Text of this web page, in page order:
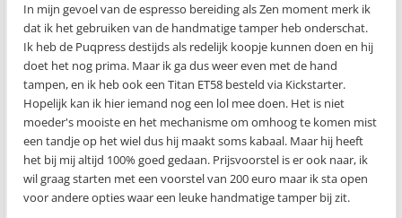
In mijn gevoel van de espresso bereiding als Zen moment merk ik
dat ik het gebruiken van de handmatige tamper heb onderschat.
Ik heb de Puqpress destijds als redelijk koopje kunnen doen en hij
doet het nog prima. Maar ik ga dus weer even met de hand
tampen, en ik heb ook een Titan ET58 besteld via Kickstarter.
Hopelijk kan ik hier iemand nog een lol mee doen. Het is niet
moeder's mooiste en het mechanisme om omhoog te komen mist
een tandje op het wiel dus hij maakt soms kabaal. Maar hij heeft
het bij mij altijd 100% goed gedaan. Prijsvoorstel is er ook naar, ik
wil graag starten met een voorstel van 200 euro maar ik sta open
voor andere opties waar een leuke handmatige tamper bij zit.